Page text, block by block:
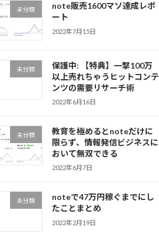
未分類
note販売1600マソ達成レポ
ート
2022年7月15日
未分類
保護中: 【特典】一撃100万
以上売れちゃうヒットコンテ
ンツの需要リサーチ術
2022年6月16日
未分類
教育を極めるとnoteだけに
限らず、情報発信ビジネスに
おいて無双できる
2022年6月7日
未分類
noteで47万円稼ぐまでにし
たことまとめ
2022年2月19日